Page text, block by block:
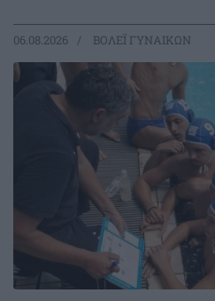
06.08.2026 ΒΟΛΕΪ ΓΥΝΑΙΚΩΝ